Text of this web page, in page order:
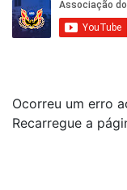
Ocorreu um erro
Recarregue a